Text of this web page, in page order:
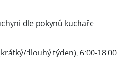
dle pokynů kuchaře
dlouhý týden), 6:00-18:00